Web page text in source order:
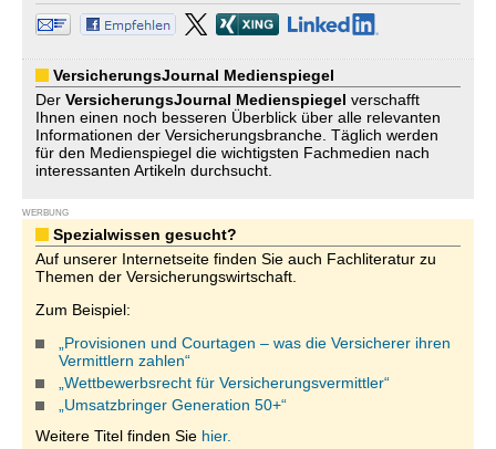
VersicherungsJournal Medienspiegel
Der VersicherungsJournal Medienspiegel verschafft
Ihnen einen noch besseren Überblick über alle relevanten
Informationen der Versicherungsbranche. Täglich werden
für den Medienspiegel die wichtigsten Fachmedien nach
interessanten Artikeln durchsucht.
WERBUNG
Spezialwissen gesucht?
Auf unserer Internetseite finden Sie auch Fachliteratur zu
Themen der Versicherungswirtschaft.
Zum Beispiel:
„Provisionen und Courtagen – was die Versicherer ihren
Vermittlern zahlen“
„Wettbewerbsrecht für Versicherungsvermittler“
„Umsatzbringer Generation 50+“
Weitere Titel finden Sie hier.